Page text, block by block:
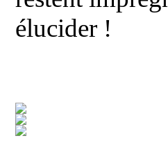
élucider !